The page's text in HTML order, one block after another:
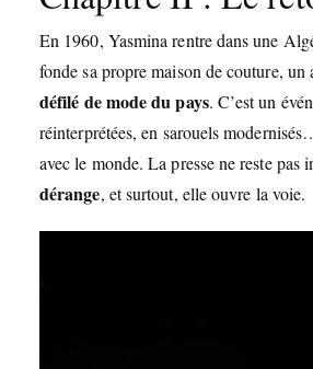
En 1960, Yasmina rentre dans une
fonde sa propre maison de couture,
défilé de mode du pays. C’est un
réinterprétées, en sarouels
avec le monde. La presse ne reste pas
dérange, et surtout, elle ouvre la voie.